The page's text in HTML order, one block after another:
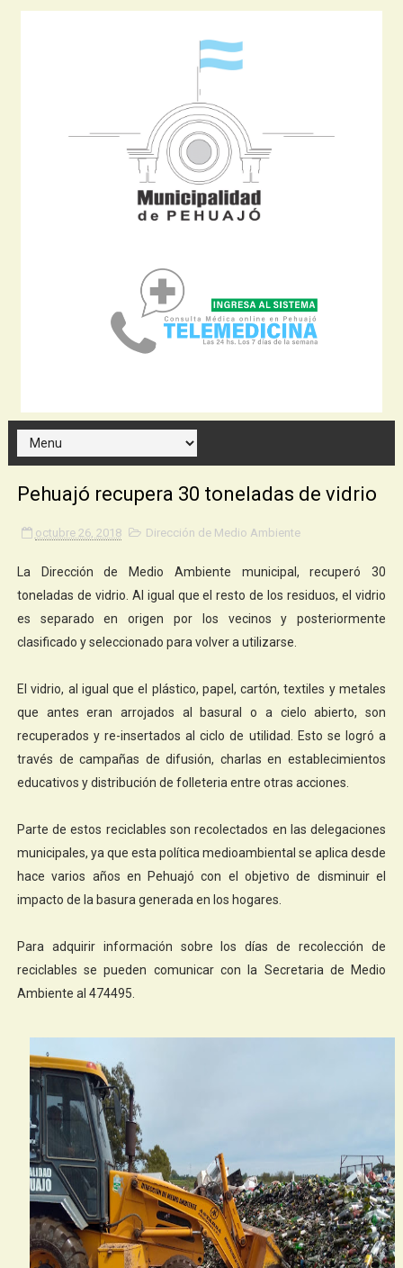
Pehuajó recupera 30 toneladas de vidrio
octubre 26, 2018 Dirección de Medio Ambiente
La Dirección de Medio Ambiente municipal, recuperó 30
toneladas de vidrio. Al igual que el resto de los residuos, el vidrio
es separado en origen por los vecinos y posteriormente
clasificado y seleccionado para volver a utilizarse.
El vidrio, al igual que el plástico, papel, cartón, textiles y metales
que antes eran arrojados al basural o a cielo abierto, son
recuperados y re-insertados al ciclo de utilidad. Esto se logró a
través de campañas de difusión, charlas en establecimientos
educativos y distribución de folleteria entre otras acciones.
Parte de estos reciclables son recolectados en las delegaciones
municipales, ya que esta política medioambiental se aplica desde
hace varios años en Pehuajó con el objetivo de disminuir el
impacto de la basura generada en los hogares.
Para adquirir información sobre los días de recolección de
reciclables se pueden comunicar con la Secretaria de Medio
Ambiente al 474495.